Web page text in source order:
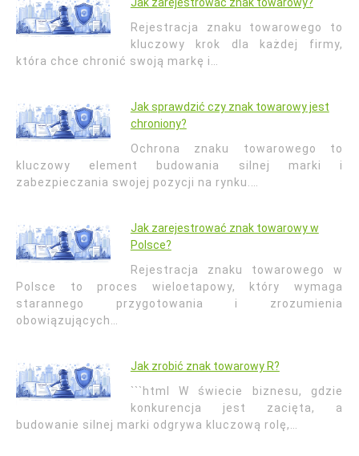
Rejestracja znaku towarowego to
kluczowy krok dla każdej firmy,
która chce chronić swoją markę i…
Jak sprawdzić czy znak towarowy jest
chroniony?
Ochrona znaku towarowego to
kluczowy element budowania silnej marki i
zabezpieczania swojej pozycji na rynku.…
Jak zarejestrować znak towarowy w
Polsce?
Rejestracja znaku towarowego w
Polsce to proces wieloetapowy, który wymaga
starannego przygotowania i zrozumienia
obowiązujących…
Jak zrobić znak towarowy R?
```html W świecie biznesu, gdzie
konkurencja jest zacięta, a
budowanie silnej marki odgrywa kluczową rolę,…